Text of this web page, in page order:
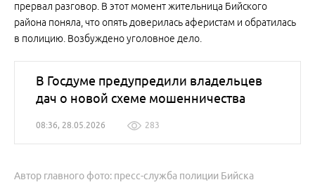
прервал разговор. В этот момент жительница Бийского
района поняла, что опять доверилась аферистам и обратилась
в полицию. Возбуждено уголовное дело.
В Госдуме предупредили владельцев
дач о новой схеме мошенничества
08:36, 28.05.2026 283
Автор главного фото: пресс-служба полиции Бийска